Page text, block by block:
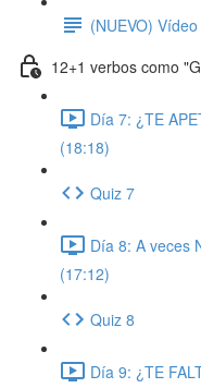
(NUEVO)
12+1 verbos como
Día 7: ¿TE
(18:18)
Quiz 7
Día 8: A veces
(17:12)
Quiz 8
Día 9: ¿TE